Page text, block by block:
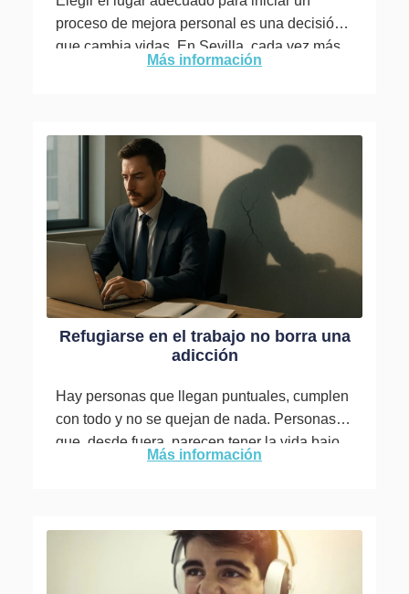
proceso de mejora personal es una decisión
que cambia vidas. En Sevilla, cada vez más
personas buscan...
Más información
Refugiarse en el trabajo no borra una
adicción
Hay personas que llegan puntuales, cumplen
con todo y no se quejan de nada. Personas
que, desde fuera, parecen tener la vida bajo
Más información